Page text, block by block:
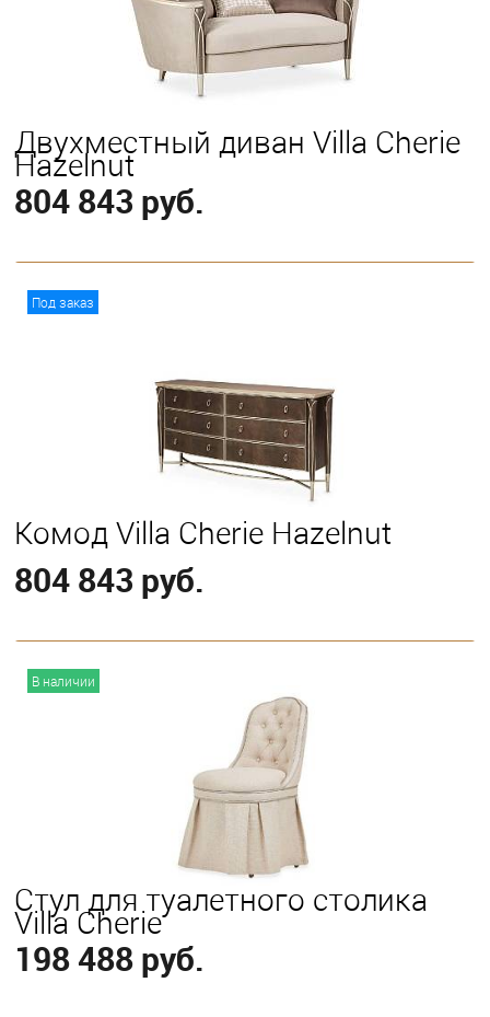
Двухместный диван Villa Cherie
Hazelnut
804 843 руб.
Под заказ
Комод Villa Cherie Hazelnut
804 843 руб.
В наличии
Стул для туалетного столика
Villa Cherie
198 488 руб.